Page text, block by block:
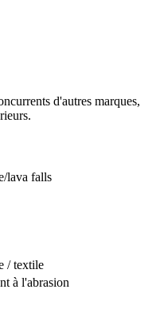
d'autres marques,
lava falls
/ textile
à l'abrasion